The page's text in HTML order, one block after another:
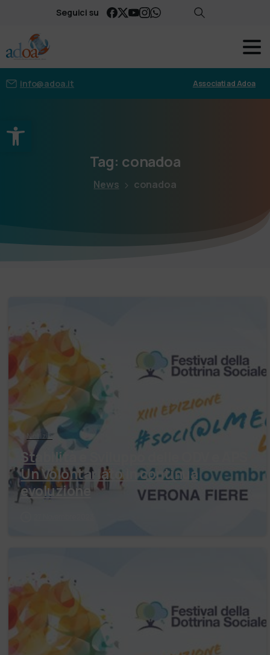
Apri la barra degli strumenti
Seguici su
info@adoa.it Associati ad Adoa
Tag: conadoa
News conadoa
Notizie
Stabilità e Sviluppo delle ODV e APS
Un Volontariato in continua
evoluzione